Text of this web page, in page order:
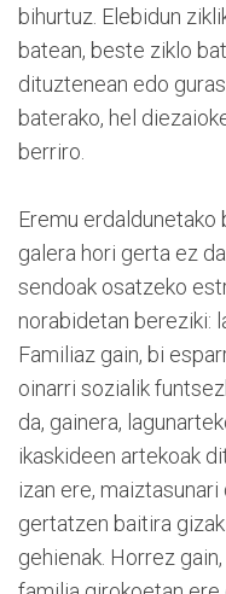
bihurtuz. Elebidun
batean, beste ziklo
dituztenean edo
baterako, hel
berriro.
Eremu erdaldunetako
galera hori gerta ez
sendoak osatzeko
norabidetan bereziki:
Familiaz gain, bi
oinarri sozialik
da, gainera,
ikaskideen artekoak
izan ere,
gertatzen baitira
gehienak. Horrez